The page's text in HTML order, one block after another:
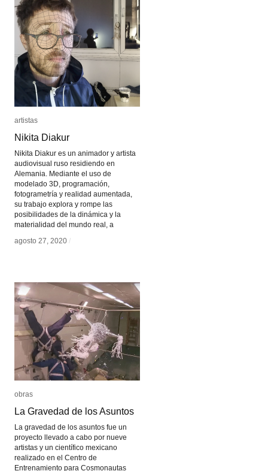
artistas
Nikita Diakur
Nikita Diakur es un animador y artista
audiovisual ruso residiendo en
Alemania. Mediante el uso de
modelado 3D, programación,
fotogrametría y realidad aumentada,
su trabajo explora y rompe las
posibilidades de la dinámica y la
materialidad del mundo real, a
agosto 27, 2020 /
artistas
Nikita Diakur
agosto 27, 2020 /
obras
La Gravedad de los Asuntos
La gravedad de los asuntos fue un
proyecto llevado a cabo por nueve
artistas y un científico mexicano
realizado en el Centro de
Entrenamiento para Cosmonautas
obras
La Gravedad de los Asuntos